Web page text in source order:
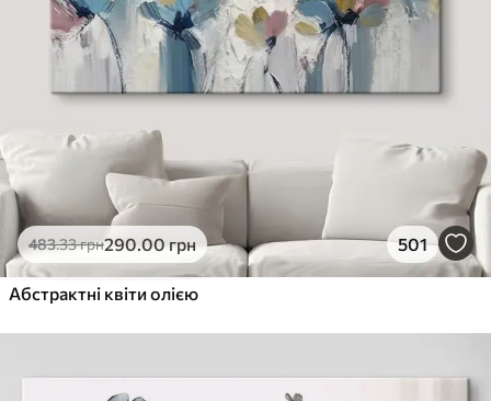
483.33грн290.00грн 501
Абстрактні квіти олією